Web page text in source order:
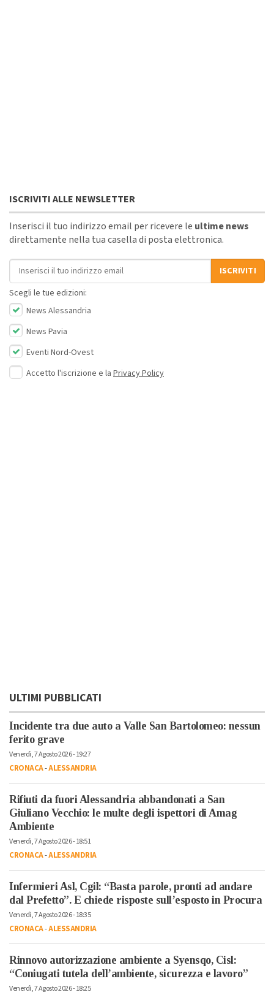
ISCRIVITI ALLE NEWSLETTER
Inserisci il tuo indirizzo email per ricevere le ultime news
direttamente nella tua casella di posta elettronica.
Indirizzo email
ISCRIVITI
Scegli le tue edizioni:
News Alessandria
News Pavia
Eventi Nord-Ovest
Accetto l'iscrizione e la Privacy Policy
ULTIMI PUBBLICATI
Incidente tra due auto a Valle San Bartolomeo: nessun
ferito grave
Venerdì, 7 Agosto 2026 - 19:27
CRONACA-ALESSANDRIA
Rifiuti da fuori Alessandria abbandonati a San
Giuliano Vecchio: le multe degli ispettori di Amag
Ambiente
Venerdì, 7 Agosto 2026 - 18:51
CRONACA-ALESSANDRIA
Infermieri Asl, Cgil: “Basta parole, pronti ad andare
dal Prefetto”. E chiede risposte sull’esposto in Procura
Venerdì, 7 Agosto 2026 - 18:35
CRONACA-ALESSANDRIA
Rinnovo autorizzazione ambiente a Syensqo, Cisl:
“Coniugati tutela dell’ambiente, sicurezza e lavoro”
Venerdì, 7 Agosto 2026 - 18:25